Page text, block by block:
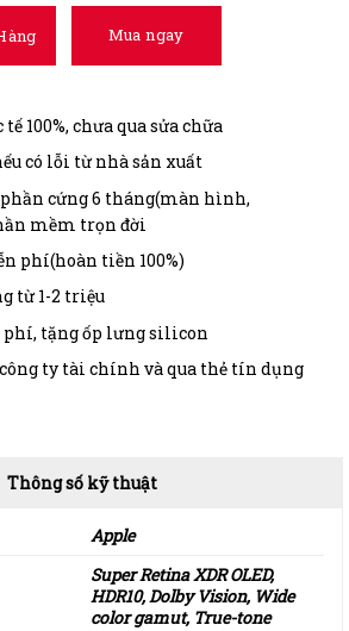
Mua ngay
100%, chưa qua sửa chữa
có lỗi từ nhà sản xuất
cứng 6 tháng(màn hình,
mềm trọn đời
phí(hoàn tiền 100%)
từ 1-2 triệu
tặng ốp lưng silicon
ty tài chính và qua thẻ tín dụng
Thông số kỹ thuật
Apple
Super Retina XDR OLED,
HDR10, Dolby Vision, Wide
color gamut, True-tone